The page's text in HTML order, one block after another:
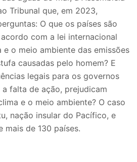
Tribunal que, em 2023,
O que os países são
com a lei internacional
o meio ambiente das emissões
causadas pelo homem? E
legais para os governos
falta de ação, prejudicam
e o meio ambiente? O caso
nação insular do Pacífico, e
de 130 países.